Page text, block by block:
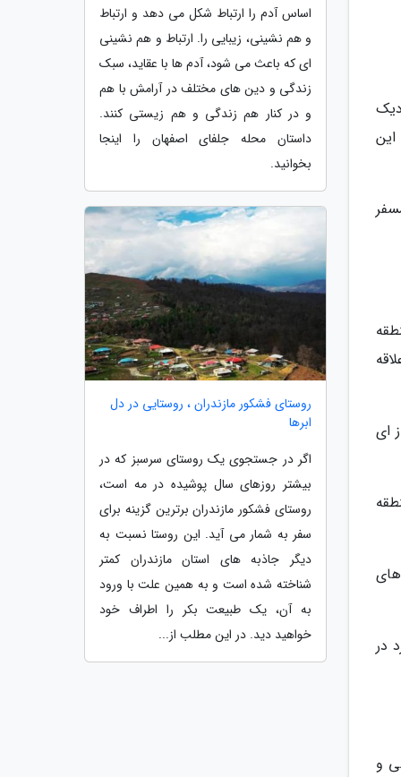
ای
ترین منطقه
در
و
اساس آدم را ارتباط شکل می دهد و ارتباط
و هم نشینی، زیبایی را. ارتباط و هم نشینی
ای که باعث می شود، آدم ها با عقاید، سبک
زندگی و دین های مختلف در آرامش با هم
و در کنار هم زندگی و هم زیستی کنند.
داستان محله جلفای اصفهان را اینجا
بخوانید.
روستای فشکور مازندران ، روستایی در دل
ابرها
اگر در جستجوی یک روستای سرسبز که در
بیشتر روزهای سال پوشیده در مه است،
روستای فشکور مازندران برترین گزینه برای
سفر به شمار می آید. این روستا نسبت به
دیگر جاذبه های استان مازندران کمتر
شناخته شده است و به همین علت با ورود
به آن، یک طبیعت بکر را اطراف خود
خواهید دید. در این مطلب از...